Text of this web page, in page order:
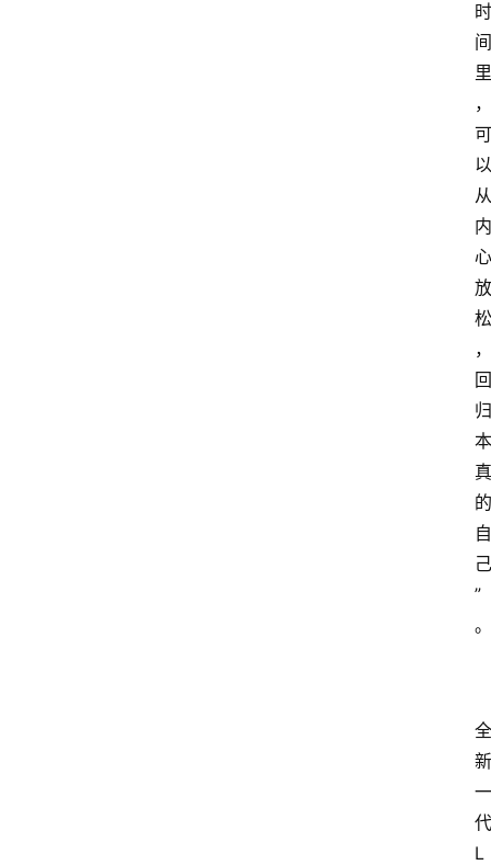
时
间
里
，
可
以
从
内
心
放
松
，
回
归
本
真
的
自
己
”
。
全
新
一
代
L